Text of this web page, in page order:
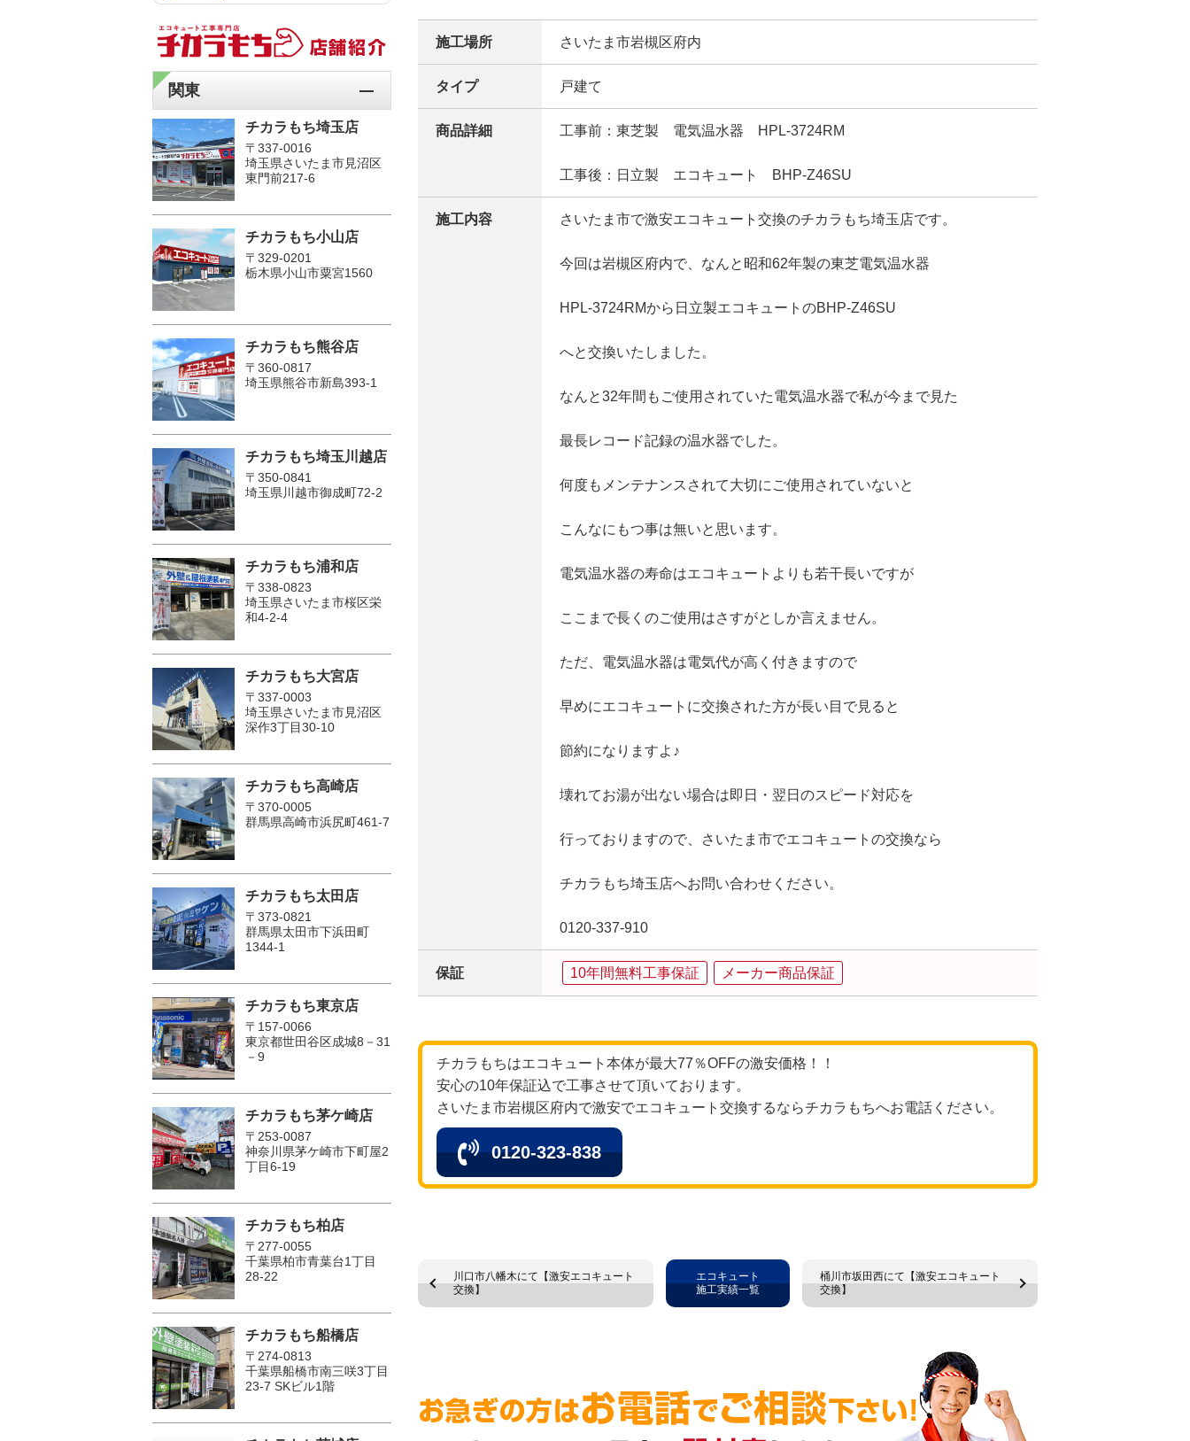
施工場所 さいたま市岩槻区府内
タイプ 戸建て
商品詳細 工事前：東芝製 電気温水器 HPL-3724RM
工事後：日立製 エコキュート BHP-Z46SU
施工内容 さいたま市で激安エコキュート交換のチカラもち埼玉店です。
今回は岩槻区府内で、なんと昭和62年製の東芝電気温水器
HPL-3724RMから日立製エコキュートのBHP-Z46SU
へと交換いたしました。
なんと32年間もご使用されていた電気温水器で私が今まで見た
最長レコード記録の温水器でした。
何度もメンテナンスされて大切にご使用されていないと
こんなにもつ事は無いと思います。
電気温水器の寿命はエコキュートよりも若干長いですが
ここまで長くのご使用はさすがとしか言えません。
ただ、電気温水器は電気代が高く付きますので
早めにエコキュートに交換された方が長い目で見ると
節約になりますよ♪
壊れてお湯が出ない場合は即日・翌日のスピード対応を
行っておりますので、さいたま市でエコキュートの交換なら
チカラもち埼玉店へお問い合わせください。
0120‐337‐910
保証 10年間無料工事保証 メーカー商品保証
チカラもちはエコキュート本体が最大77％OFFの激安価格！！
安心の10年保証込で工事させて頂いております。
さいたま市岩槻区府内で激安でエコキュート交換するならチカラもちへお電話ください。
0120-323-838
川口市八幡木にて【激安エコキュート
交換】
桶川市坂田西にて【激安エコキュート
交換】
エコキュート
施工実績一覧
関東
チカラもち埼玉店
〒337-0016
埼玉県さいたま市見沼区
東門前217-6
チカラもち小山店
〒329-0201
栃木県小山市粟宮1560
チカラもち熊谷店
〒360-0817
埼玉県熊谷市新島393-1
チカラもち埼玉川越店
〒350-0841
埼玉県川越市御成町72-2
チカラもち浦和店
〒338-0823
埼玉県さいたま市桜区栄
和4-2-4
チカラもち大宮店
〒337-0003
埼玉県さいたま市見沼区
深作3丁目30-10
チカラもち高崎店
〒370-0005
群馬県高崎市浜尻町461-7
チカラもち太田店
〒373-0821
群馬県太田市下浜田町
1344-1
チカラもち東京店
〒157-0066
東京都世田谷区成城8－31
－9
チカラもち茅ケ崎店
〒253-0087
神奈川県茅ケ崎市下町屋2
丁目6-19
チカラもち柏店
〒277-0055
千葉県柏市青葉台1丁目
28-22
チカラもち船橋店
〒274-0813
千葉県船橋市南三咲3丁目
23-7 SKビル1階